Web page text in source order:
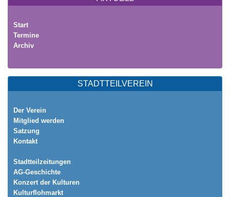
Start
Termine
Archiv
STADTTEILVEREIN
Der Verein
Mitglied werden
Satzung
Kontakt
Stadtteilzeitungen
AG-Geschichte
Konzert der Kulturen
Kulturflohmarkt